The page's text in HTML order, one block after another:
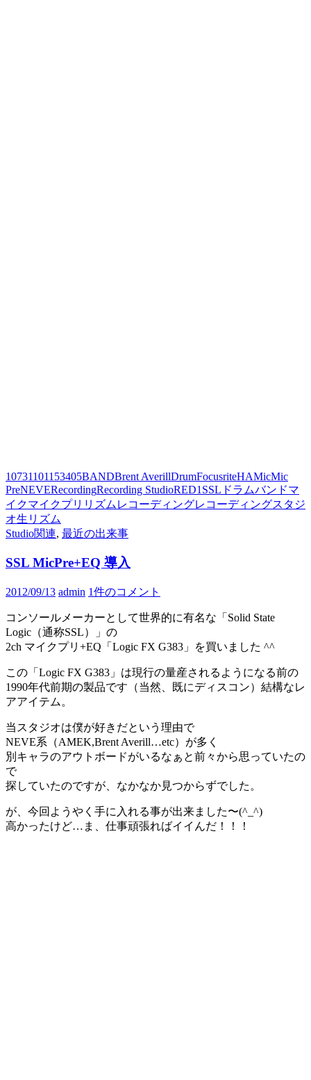
10731101153405BANDBrent AverillDrumFocusriteHAMicMic
PreNEVERecordingRecording StudioRED1 SSL ドラムバンドマ
イクマイクプリ リズム レコーディングレコーディングスタジ
オ生リズム
Studio関連, 最近の出来事
SSL MicPre+EQ 導入
2012/09/13 admin 1件のコメント
コンソールメーカーとして世界的に有名な「Solid State
Logic（通称SSL）」の
2ch マイクプリ+EQ「Logic FX G383」を買いました ^^
この「Logic FX G383」は現行の量産されるようになる前の
1990年代前期の製品です（当然、既にディスコン）結構なレ
アアイテム。
当スタジオは僕が好きだという理由で
NEVE系（AMEK,Brent Averill…etc）が多く
別キャラのアウトボードがいるなぁと前々から思っていたの
で
探していたのですが、なかなか見つからずでした。
が、今回ようやく手に入れる事が出来ました〜(^_^)
高かったけど…ま、仕事頑張ればイイんだ！！！